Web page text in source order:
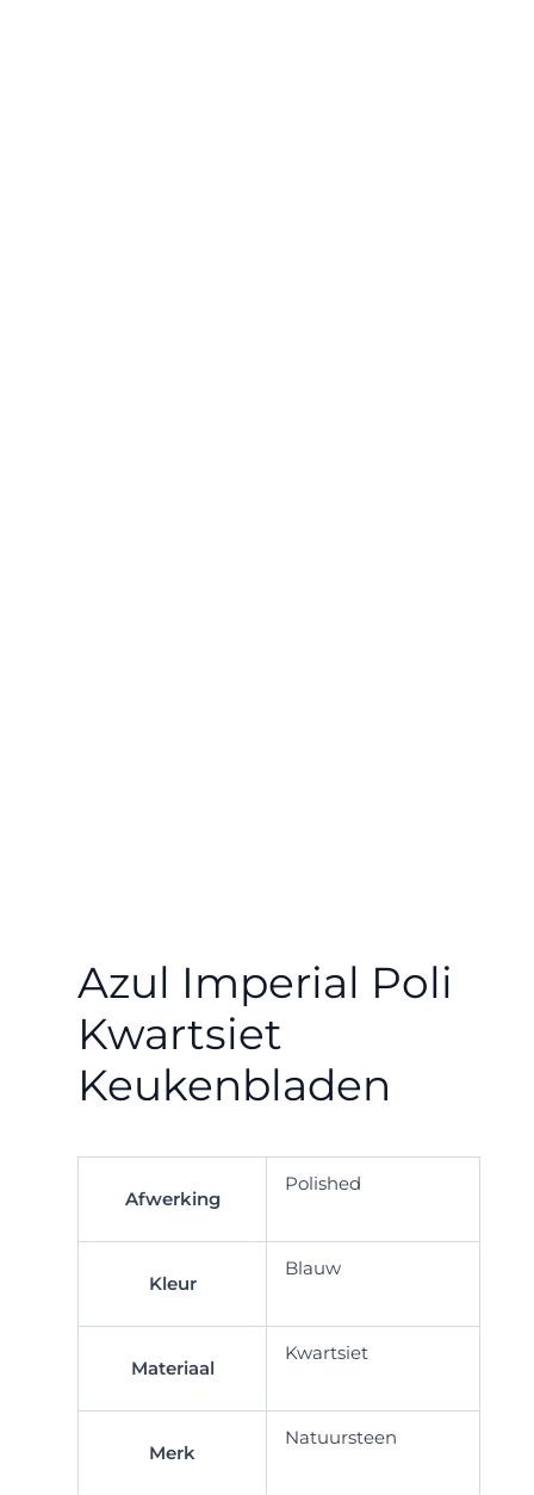
Azul Imperial Poli
Kwartsiet
Keukenbladen
Afwerking
Polished
Kleur
Blauw
Materiaal
Kwartsiet
Merk
Natuursteen